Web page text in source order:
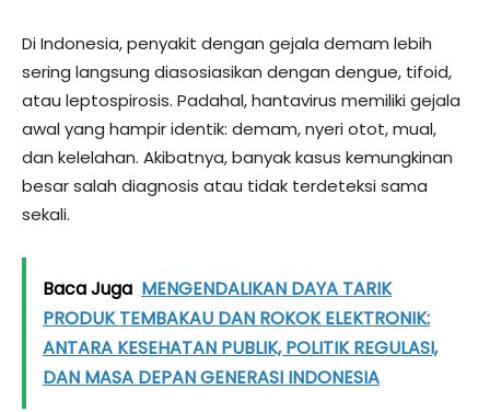
Di Indonesia, penyakit dengan gejala demam lebih
sering langsung diasosiasikan dengan dengue, tifoid,
atau leptospirosis. Padahal, hantavirus memiliki gejala
awal yang hampir identik: demam, nyeri otot, mual,
dan kelelahan. Akibatnya, banyak kasus kemungkinan
besar salah diagnosis atau tidak terdeteksi sama
sekali.
Baca Juga MENGENDALIKAN DAYA TARIK
PRODUK TEMBAKAU DAN ROKOK ELEKTRONIK:
ANTARA KESEHATAN PUBLIK, POLITIK REGULASI,
DAN MASA DEPAN GENERASI INDONESIA